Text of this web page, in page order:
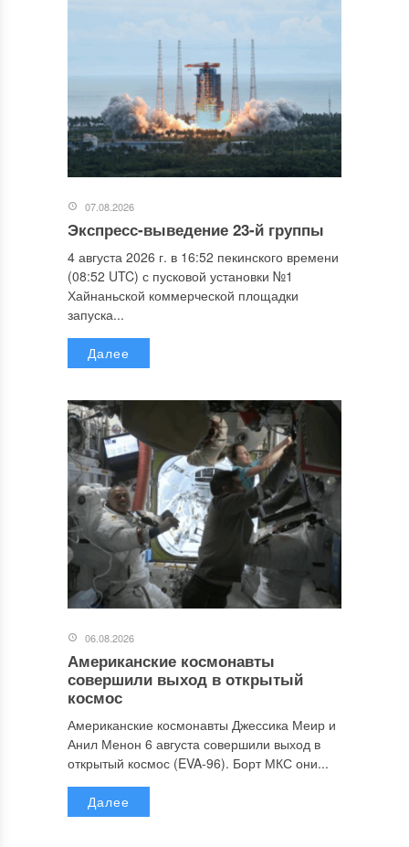
07.08.2026
Экспресс-выведение 23-й группы
4 августа 2026 г. в 16:52 пекинского времени
(08:52 UTC) с пусковой установки №1
Хайнаньской коммерческой площадки
запуска...
Далее
06.08.2026
Американские космонавты
совершили выход в открытый
космос
Американские космонавты Джессика Меир и
Анил Менон 6 августа совершили выход в
открытый космос (EVA-96). Борт МКС они...
Далее